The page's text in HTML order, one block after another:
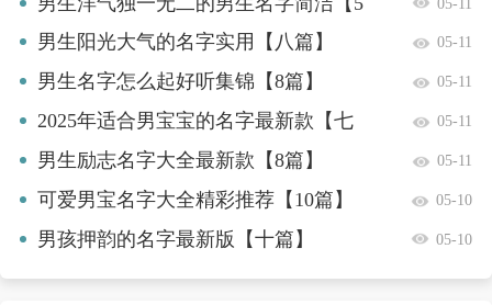
篇】男生阳光大气的名字实用【八篇】 05-11
男生名字怎么起好听集锦【8篇】 05-11
2025年适合男宝宝的名字最新款【七
篇】
05-11
男生励志名字大全最新款【8篇】 05-11
可爱男宝名字大全精彩推荐【10篇】 05-10
男孩押韵的名字最新版【十篇】 05-10